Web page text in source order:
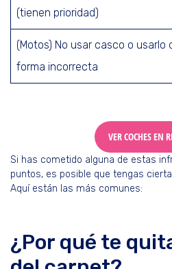
(tienen prioridad)
(Motos) No usar casco o usarlo
forma incorrecta
VER COCHES EN
Si has cometido alguna de estas
puntos, es posible que tengas
Aquí están las más comunes:
¿Por qué te